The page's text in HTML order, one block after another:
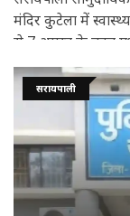
मंदिर कुटेला में
से 7 अगस्त के तहत
का आयोजन किया
सरायपाली